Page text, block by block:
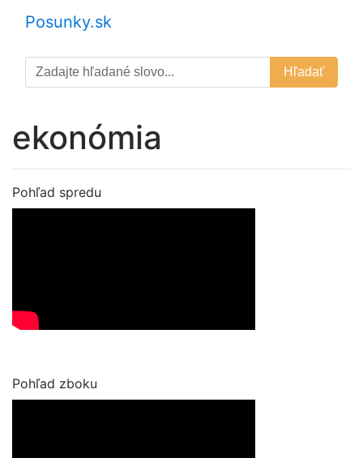
Posunky.sk
Hľadať
ekonómia
Pohľad spredu
Pohľad zboku